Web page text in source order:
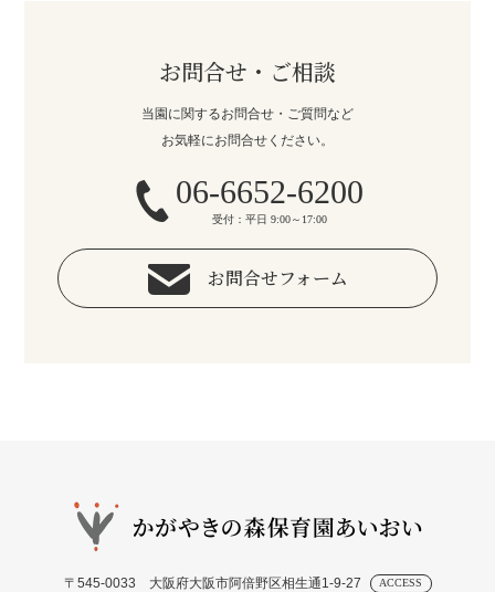
お問合せ・ご相談
当園に関するお問合せ・ご質問など
お気軽にお問合せください。
06-6652-6200
受付：平日 9:00～17:00
お問合せフォーム
〒545-0033 大阪府大阪市阿倍野区相生通1-9-27 ACCESS